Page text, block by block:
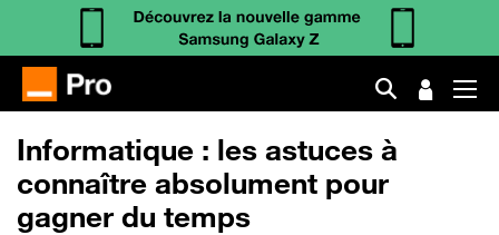
Informatique : les astuces à
connaître absolument pour
gagner du temps